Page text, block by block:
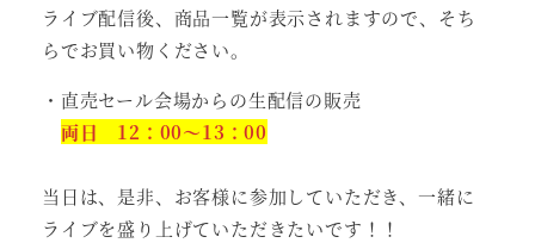
ライブ配信後、商品一覧が表示されますので、そち
らでお買い物ください。
・直売セール会場からの生配信の販売
両日 12：00～13：00
当日は、是非、お客様に参加していただき、一緒に
ライブを盛り上げていただきたいです！！